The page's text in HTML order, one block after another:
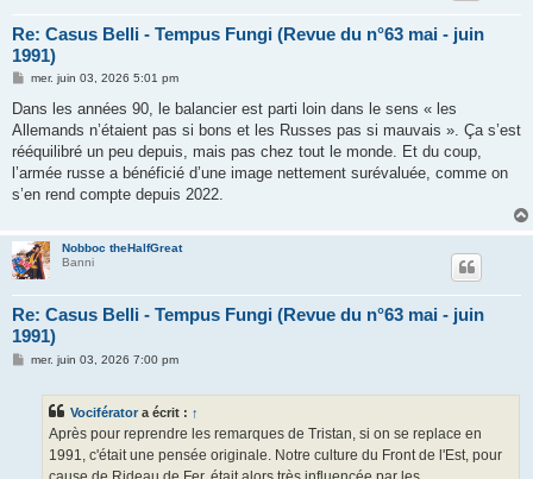
Re: Casus Belli - Tempus Fungi (Revue du n°63 mai - juin
1991)
M
s
a
g
mer. juin 03, 2026 5:01 pm
Dans les années 90, le balancier est parti loin dans le sens « les
Allemands n’étaient pas si bons et les Russes pas si mauvais ». Ça s’est
rééquilibré un peu depuis, mais pas chez tout le monde. Et du coup,
l’armée russe a bénéficié d’une image nettement surévaluée, comme on
s’en rend compte depuis 2022.
Nobboc theHalfGreat
Banni
Re: Casus Belli - Tempus Fungi (Revue du n°63 mai - juin
1991)
Mmer. juin 03, 2026 7:00 pm
Vociférator a écrit : ↑
Après pour reprendre les remarques de Tristan, si on se replace en
1991, c'était une pensée originale. Notre culture du Front de l'Est, pour